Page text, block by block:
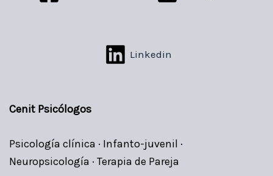
Linkedin
Cenit Psicólogos
Psicología clínica · Infanto-juvenil ·
Neuropsicología · Terapia de Pareja